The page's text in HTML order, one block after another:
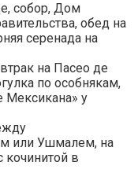
собор, Дом
обед на
серенада на
на Пасео де
по особнякам,
Мексикана» у
или Ушмалем, на
кочинитой в